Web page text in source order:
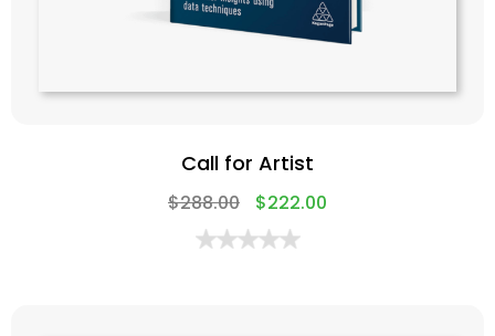
Call for Artist
$288.00 $222.00